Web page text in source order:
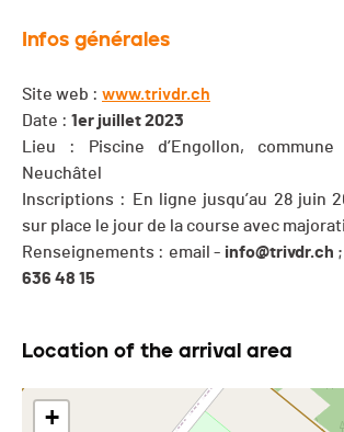
Infos générales
Site web : www.trivdr.ch
Date : 1er juillet 2023
Lieu : Piscine d’Engollon, commune
Neuchâtel
Inscriptions : En ligne jusqu’au 28 juin
sur place le jour de la course avec
Renseignements : email - info@trivdr.ch
636 48 15
Location of the arrival area
+